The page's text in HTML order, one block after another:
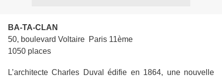
BA-TA-CLAN
50, boulevard Voltaire Paris 11ème
1050 places
L’architecte Charles Duval édifie en 1864, une nouvelle